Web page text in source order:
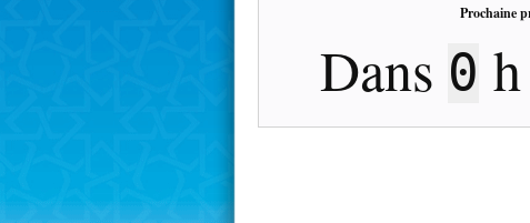
Prochaine
Dans 0 h